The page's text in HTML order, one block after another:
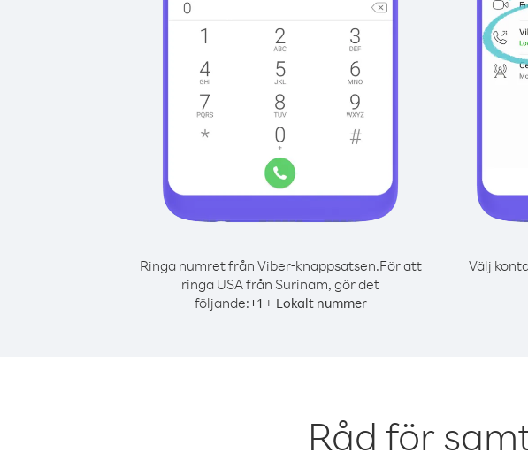
Ringa numret från Viber-knappsatsen.För att
ringa USA från Surinam, gör det
följande:+1+ Lokalt nummer
Välj
Råd för